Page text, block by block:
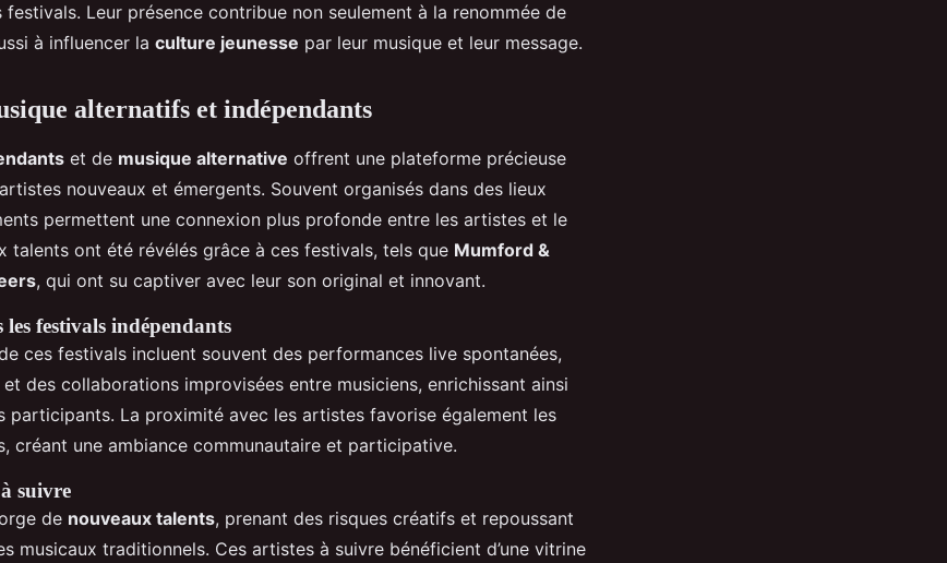
festivals. Leur présence contribue non seulement à la renommée de
à influencer la culture jeunesse par leur musique et leur message.
alternatifs et indépendants
et de musique alternative offrent une plateforme précieuse
nouveaux et émergents. Souvent organisés dans des lieux
permettent une connexion plus profonde entre les artistes et le
talents ont été révélés grâce à ces festivals, tels que Mumford &
, qui ont su captiver avec leur son original et innovant.
les festivals indépendants
ces festivals incluent souvent des performances live spontanées,
des collaborations improvisées entre musiciens, enrichissant ainsi
participants. La proximité avec les artistes favorise également les
créant une ambiance communautaire et participative.
suivre
de nouveaux talents, prenant des risques créatifs et repoussant
musicaux traditionnels. Ces artistes à suivre bénéficient d’une vitrine